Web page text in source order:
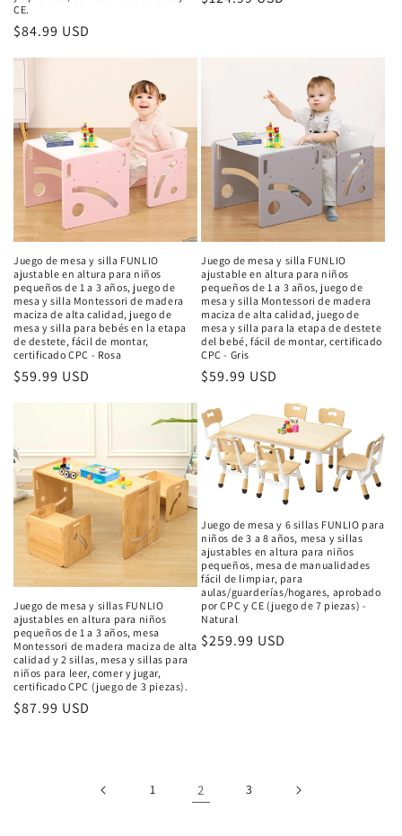
CE.
Precio
$84.99 USD
Juego de mesa y silla FUNLIO
ajustable en altura para niños
pequeños de 1 a 3 años, juego de
mesa y silla Montessori de madera
maciza de alta calidad, juego de
mesa y silla para bebés en la etapa
de destete, fácil de montar,
certificado CPC - Rosa
Precio
$59.99 USD
Juego de mesa y silla FUNLIO
ajustable en altura para niños
pequeños de 1 a 3 años, juego de
mesa y silla Montessori de madera
maciza de alta calidad, juego de
mesa y silla para la etapa de destete
del bebé, fácil de montar, certificado
CPC - Gris
Precio
$59.99 USD
Juego de mesa y sillas FUNLIO
ajustables en altura para niños
pequeños de 1 a 3 años, mesa
Montessori de madera maciza de alta
calidad y 2 sillas, mesa y sillas para
niños para leer, comer y jugar,
certificado CPC (juego de 3 piezas).
Precio
$87.99 USD
Juego de mesa y 6 sillas FUNLIO para
niños de 3 a 8 años, mesa y sillas
ajustables en altura para niños
pequeños, mesa de manualidades
fácil de limpiar, para
aulas/guarderías/hogares, aprobado
por CPC y CE (juego de 7 piezas) -
Natural
Precio
$259.99 USD
1 2 3